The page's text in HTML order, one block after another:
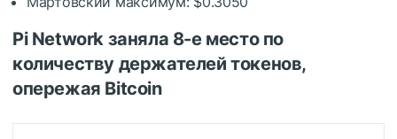
Pi Network заняла 8-е место по
количеству держателей токенов,
опережая Bitcoin